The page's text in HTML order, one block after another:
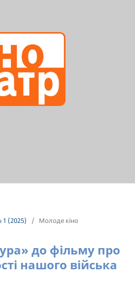
(2025) / Молоде кіно
до фільму про
нашого війська